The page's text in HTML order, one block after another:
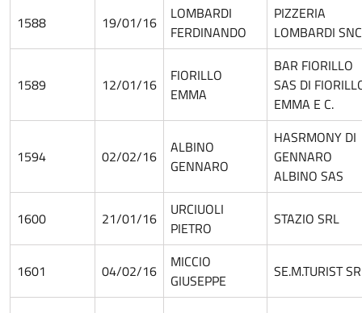
1588 19/01/16
LOMBARDI
FERDINANDO
PIZZERIA
LOMBARDI SNC
1589 12/01/16
FIORILLO
EMMA
BAR FIORILLO
SAS DI
EMMA E C.
1594 02/02/16
ALBINO
GENNARO
HASRMONY DI
GENNARO
ALBINO SAS
1600 21/01/16
URCIUOLI
PIETRO
STAZIO SRL
1601 04/02/16
MICCIO
GIUSEPPE
SE.M.TURIST